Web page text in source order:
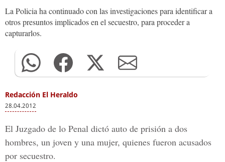
La Policia ha continuado con las investigaciones para identificar a
otros presuntos implicados en el secuestro, para proceder a
capturarlos.
Redacción El Heraldo
28.04.2012
El Juzgado de lo Penal dictó auto de prisión a dos
hombres, un joven y una mujer, quienes fueron acusados
por secuestro.